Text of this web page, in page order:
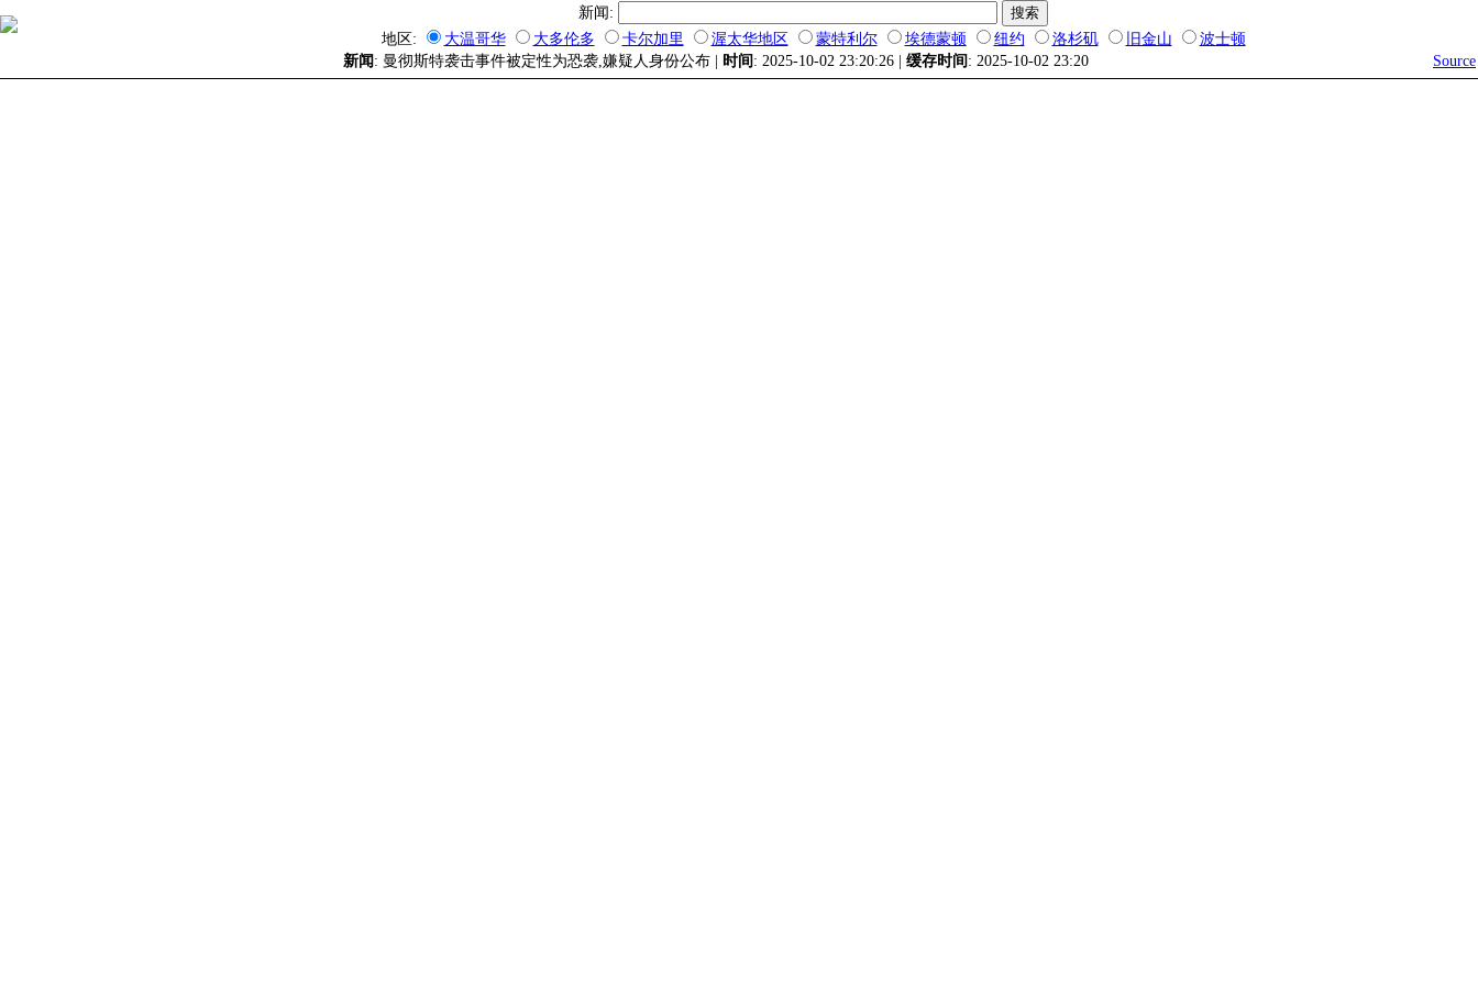
新闻:
地区:
大温哥华 大多伦多 卡尔加里 渥太华地区 蒙特利尔 埃德蒙顿 纽约 洛杉矶 旧金山
波士顿
新闻 : 曼彻斯特袭击事件被定性为恐袭,嫌疑人身份公布 | 时间 : 2025-10-02 23:20:26 | 缓存时间 : 2025-10-02 23:20 Source